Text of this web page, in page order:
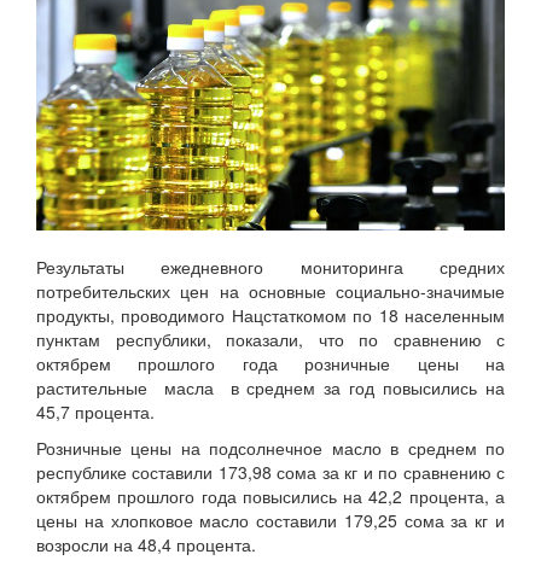
Результаты ежедневного мониторинга средних
потребительских цен на основные социально-значимые
продукты, проводимого Нацстаткомом по 18 населенным
пунктам республики, показали, что по сравнению с
октябрем прошлого года розничные цены на
растительные масла в среднем за год повысились на
45,7 процента.
Розничные цены на подсолнечное масло в среднем по
республике составили 173,98 сома за кг и по сравнению с
октябрем прошлого года повысились на 42,2 процента, а
цены на хлопковое масло составили 179,25 сома за кг и
возросли на 48,4 процента.